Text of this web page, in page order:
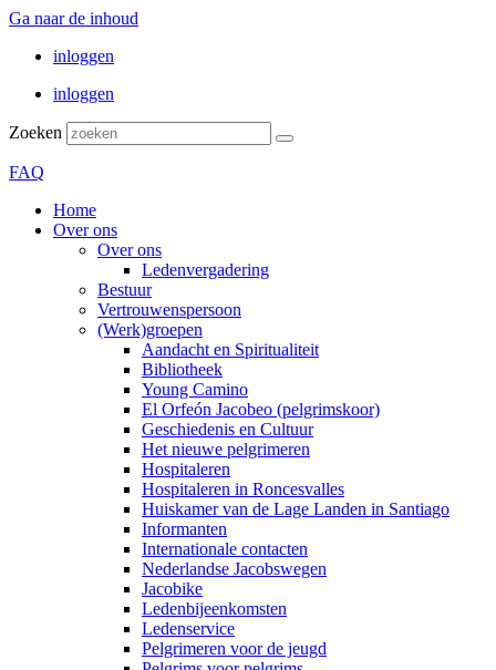
Ga naar de inhoud
inloggen
inloggen
Zoeken
FAQ
Home
Over ons
Over ons
Ledenvergadering
Bestuur
Vertrouwenspersoon
(Werk)groepen
Aandacht en Spiritualiteit
Bibliotheek
Young Camino
El Orfeón Jacobeo (pelgrimskoor)
Geschiedenis en Cultuur
Het nieuwe pelgrimeren
Hospitaleren
Hospitaleren in Roncesvalles
Huiskamer van de Lage Landen in Santiago
Informanten
Internationale contacten
Nederlandse Jacobswegen
Jacobike
Ledenbijeenkomsten
Ledenservice
Pelgrimeren voor de jeugd